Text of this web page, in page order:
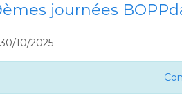
journées
30/10/2025